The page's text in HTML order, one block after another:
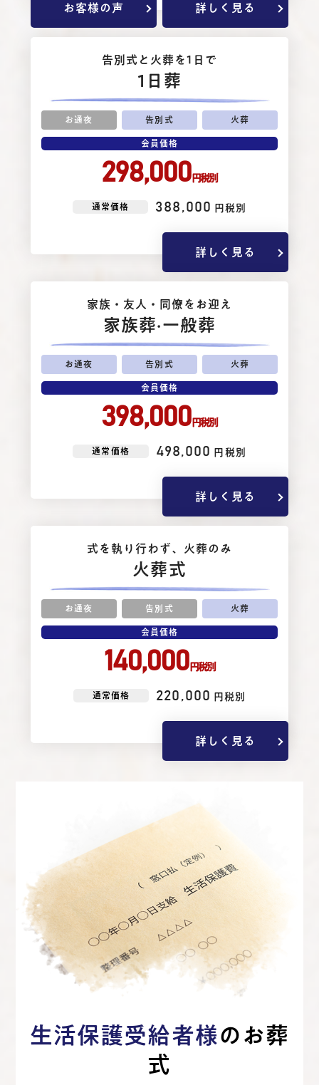
お客様の声 詳しく見る
告別式と⽕葬を1⽇で
1日葬
お通夜 告別式 火葬
会員価格
298,000円税別
通常価格 388,000 円税別
詳しく見る
家族・友⼈・同僚をお迎え
家族葬·一般葬
お通夜 告別式 火葬
会員価格
398,000円税別
通常価格 498,000 円税別
詳しく見る
式を執り⾏わず、⽕葬のみ
火葬式
お通夜 告別式 火葬
会員価格
140,000円税別
通常価格 220,000 円税別
詳しく見る
生活保護受給者様のお葬
式